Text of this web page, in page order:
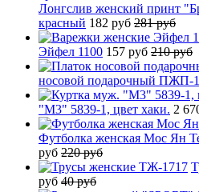
Лонгслив женский принт
красный 182 руб 281 руб
Эйфел 1100 157 руб 210 руб
носовой подарочный ПЖП-
"М3" 5839-1, цвет хаки. 2
Футболка женская Мос Ян
руб 220 руб
руб 40 руб